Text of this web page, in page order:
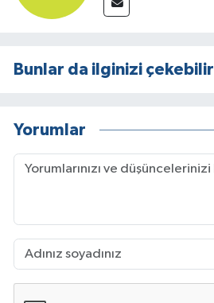
Bunlar da ilginizi çekebilir
Yorumlar